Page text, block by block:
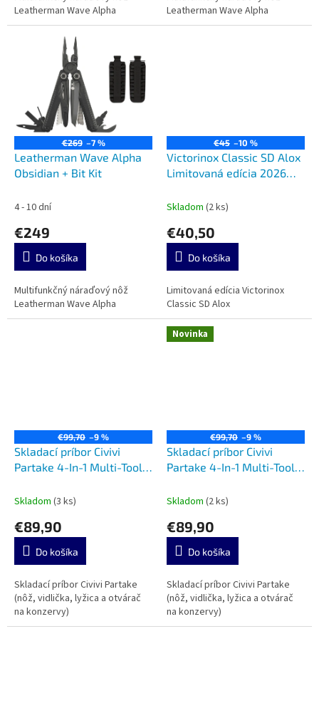
Leatherman Wave Alpha
Leatherman Wave Alpha
€269 –7 %
Leatherman Wave Alpha
Obsidian + Bit Kit
4 - 10 dní
€249
Do košíka
Multifunkčný náraďový nôž
Leatherman Wave Alpha
€45 –10 %
Victorinox Classic SD Alox
Limitovaná edícia 2026
Skladom (2 ks)
€40,50
Do košíka
Limitovaná edícia Victorinox
Classic SD Alox
€99,70 –9 %
Skladací príbor Civivi
Partake 4-In-1 Multi-Tool
Skladom (3 ks)
€89,90
Do košíka
Skladací príbor Civivi Partake
(nôž, vidlička, lyžica a otvárač
na konzervy)
Novinka
€99,70 –9 %
Skladací príbor Civivi
Partake 4-In-1 Multi-Tool
Skladom (2 ks)
€89,90
Do košíka
Skladací príbor Civivi Partake
(nôž, vidlička, lyžica a otvárač
na konzervy)